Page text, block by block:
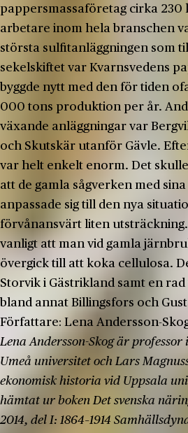
pappersmassaföretag cirka 230
arbetare inom hela branschen
största sulfitanläggningen som
sekelskiftet var Kvarnsvedens
byggde nytt med den för tiden
000 tons produktion per år.
växande anläggningar var
och Skutskär utanför Gävle.
var helt enkelt enorm. Det
att de gamla sågverken med
anpassade sig till den nya
förvånansvärt liten
vanligt att man vid gamla
övergick till att koka cellulosa.
Storvik i Gästrikland samt en
bland annat Billingsfors och
Författare: Lena Andersson-
Lena Andersson-Skog är
Umeå universitet och Lars
ekonomisk historia vid Uppsala
hämtat ur boken Det svenska
2014, del I: 1864–1914